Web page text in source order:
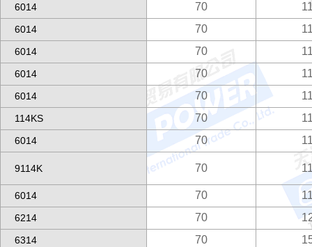
6014 70
6014 70
6014 70
6014 70
6014 70
114KS 70
6014 70
9114K 70
6014 70
6214 70
6314 70